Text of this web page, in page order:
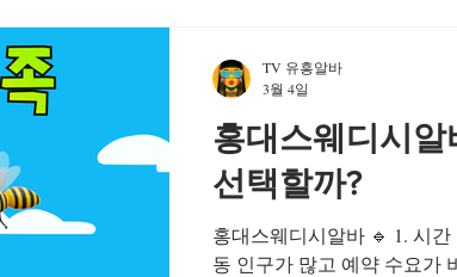
아로마마사지알바
밤알바 룸알바 편안한마사지 천안스웨디시
마사지알바 마사지구인 높은시급 1인샵
홍대스웨디시알
선택할까?
홍대스웨디시알바 🔹 1. 시
동 인구가 많고 예약 수요가
TV 유흥알바
3월 4일